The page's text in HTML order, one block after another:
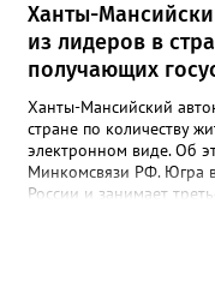
Ханты-
из лидеров в
получающих
Ханты-Мансийский
стране по количеству
электронном виде. Об
Минкомсвязи РФ. Югра
России и занимает